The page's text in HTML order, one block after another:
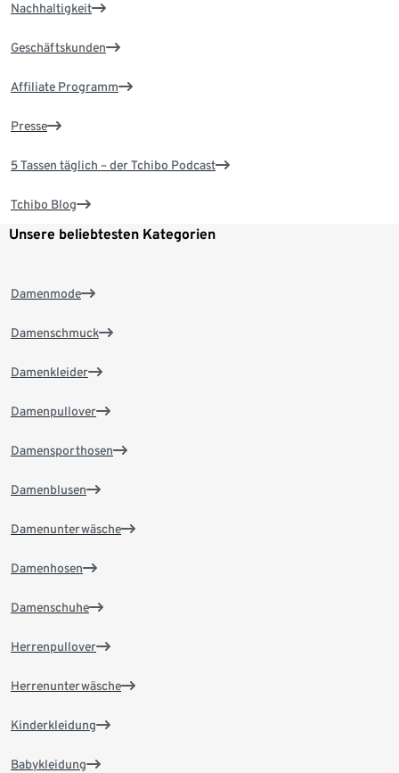
Nachhaltigkeit
Geschäftskunden
Affiliate Programm
Presse
5 Tassen täglich – der Tchibo Podcast
Tchibo Blog
Unsere beliebtesten Kategorien
Damenmode
Damenschmuck
Damenkleider
Damenpullover
Damensporthosen
Damenblusen
Damenunterwäsche
Damenhosen
Damenschuhe
Herrenpullover
Herrenunterwäsche
Kinderkleidung
Babykleidung